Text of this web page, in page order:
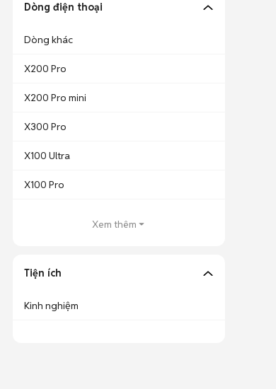
Dòng điện thoại
Dòng khác
X200 Pro
X200 Pro mini
X300 Pro
X100 Ultra
X100 Pro
Xem thêm
Tiện ích
Kinh nghiệm